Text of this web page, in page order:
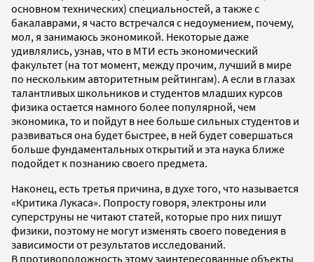
основном технических) специальностей, а также с
бакалаврами, я часто встречался с недоумением, почему,
мол, я занимаюсь экономикой. Некоторые даже
удивлялись, узнав, что в МТИ есть экономический
факультет (на тот момент, между прочим, лучший в мире
по нескольким авторитетным рейтингам). А если в глазах
талантливых школьников и студентов младших курсов
физика остается намного более популярной, чем
экономика, то и пойдут в нее больше сильных студентов и
развиваться она будет быстрее, в ней будет совершаться
больше фундаментальных открытий и эта наука ближе
подойдет к познанию своего предмета.
Наконец, есть третья причина, в духе того, что называется
«Критика Лукаса». Попросту говоря, электроны или
суперструны не читают статей, которые про них пишут
физики, поэтому не могут изменять своего поведения в
зависимости от результатов исследований.
В противоположность этому заинтересованные объекты